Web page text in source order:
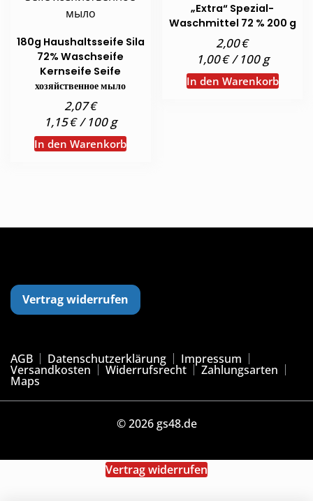
180g Haushaltsseife Sila
72% Waschseife
Kernseife Seife
хозяйственное мыло
2,07€
1,15€/ 100 g
In den Warenkorb
„Extra“ Spezial-
Waschmittel 72 % 200 g
2,00€
1,00€/ 100 g
In den Warenkorb
Vertrag widerrufen
AGB Datenschutzerklärung Impressum
Versandkosten Widerrufsrecht Zahlungsarten
Maps
© 2026 gs48.de
Vertrag widerrufen